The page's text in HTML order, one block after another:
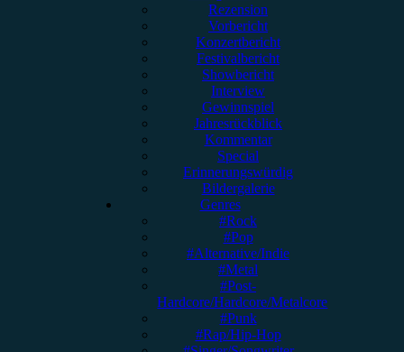
Rezension
Vorbericht
Konzertbericht
Festivalbericht
Showbericht
Interview
Gewinnspiel
Jahresrückblick
Kommentar
Special
Erinnerungswürdig
Bildergalerie
Genres
#Rock
#Pop
#Alternative/Indie
#Metal
#Post-
Hardcore/Hardcore/Metalcore
#Punk
#Rap/Hip-Hop